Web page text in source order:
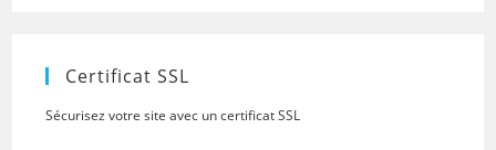
Certificat SSL
Sécurisez votre site avec un certificat SSL